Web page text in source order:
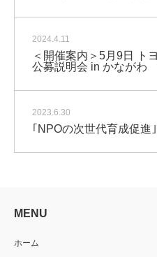
2024.4.11
＜開催案内＞5月9日 ト
公募説明会 in かながわ
2023.6.30
｢NPOの次世代育成促進
MENU
ホーム